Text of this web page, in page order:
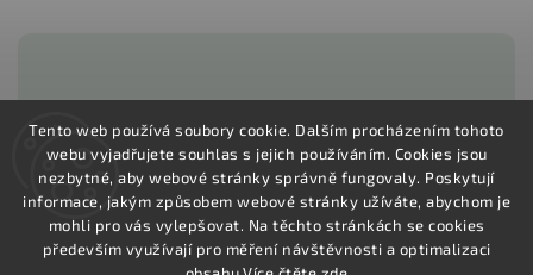
Tento web používá soubory cookie. Dalším procházením tohoto
webu vyjadřujete souhlas s jejich používáním. Cookies jsou
nezbytné, aby webové stránky správně fungovaly. Poskytují
informace, jakým způsobem webové stránky užíváte, abychom je
mohli pro vás vylepšovat. Na těchto stránkách se cookies
především využívají pro měření návštěvnosti a optimalizaci
Zákaznická podpora:
+420 775 730 350